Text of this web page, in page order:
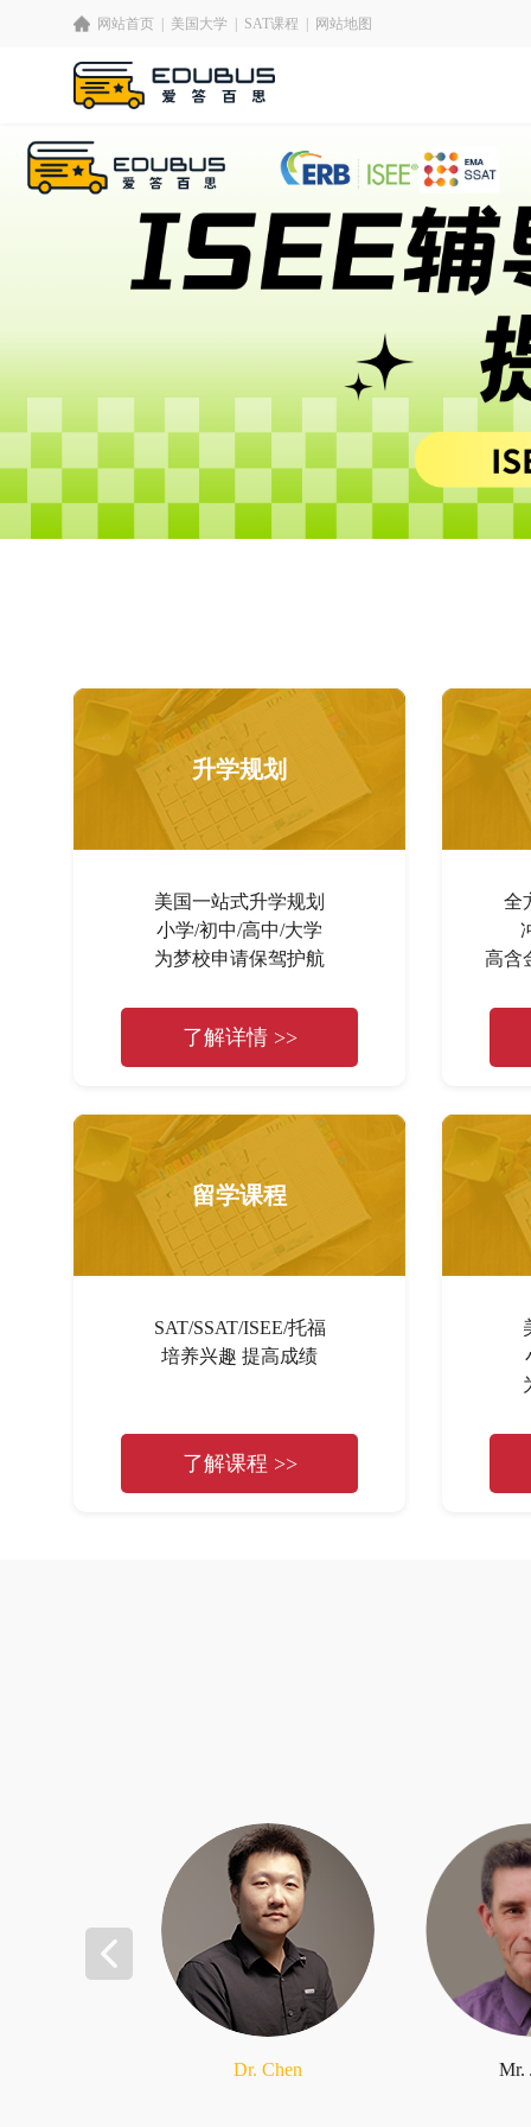
网站首页 美国大学 SAT课程 网站地图
升学规划
美国一站式升学规划
小学/初中/高中/大学
为梦校申请保驾护航
了解详情 >>
全
高含
留学课程
SAT/SSAT/ISEE/托福
培养兴趣 提高成绩
了解课程 >>
Dr. Chen Mr.